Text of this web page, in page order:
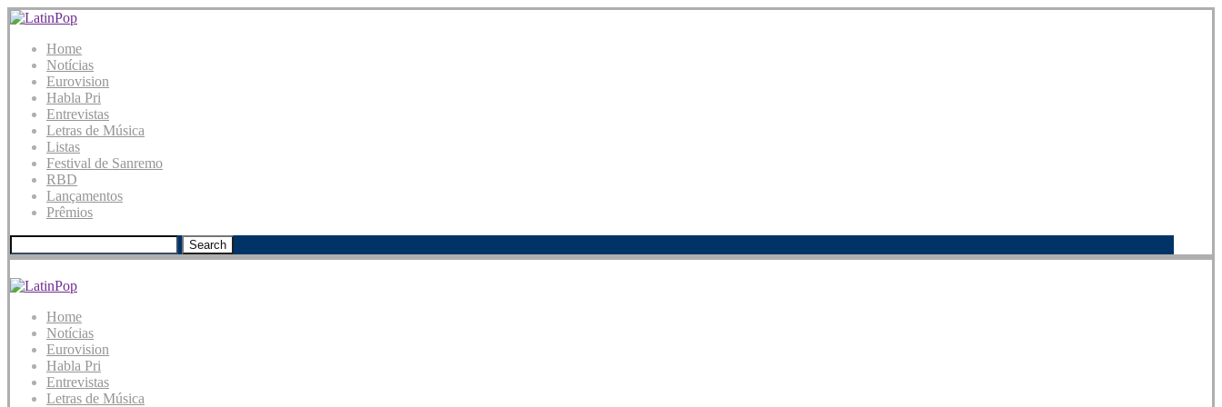
Home
Notícias
Eurovision
Habla Pri
Entrevistas
Letras de Música
Listas
Festival de Sanremo
RBD
Lançamentos
Prêmios
Search
Home
Notícias
Eurovision
Habla Pri
Entrevistas
Letras de Música